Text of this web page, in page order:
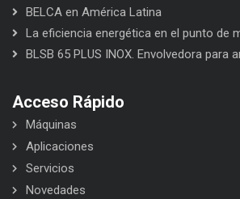
BELCA en América Latina
La eficiencia energética en el punto de
BLSB 65 PLUS INOX. Envolvedora para
Acceso Rápido
Máquinas
Aplicaciones
Servicios
Novedades